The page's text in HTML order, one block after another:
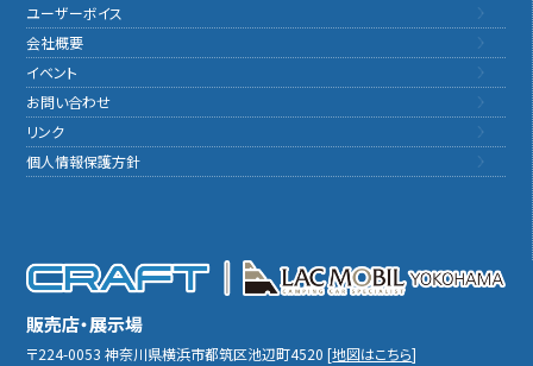
ユーザーボイス
会社概要
イベント
お問い合わせ
リンク
個人情報保護方針
販売店・展示場
〒224-0053神奈川県横浜市都筑区池辺町4520[地図はこちら]